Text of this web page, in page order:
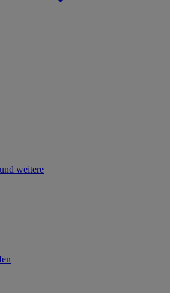
weitere